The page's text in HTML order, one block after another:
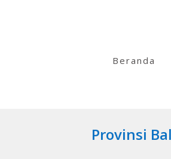
Beranda
Provinsi